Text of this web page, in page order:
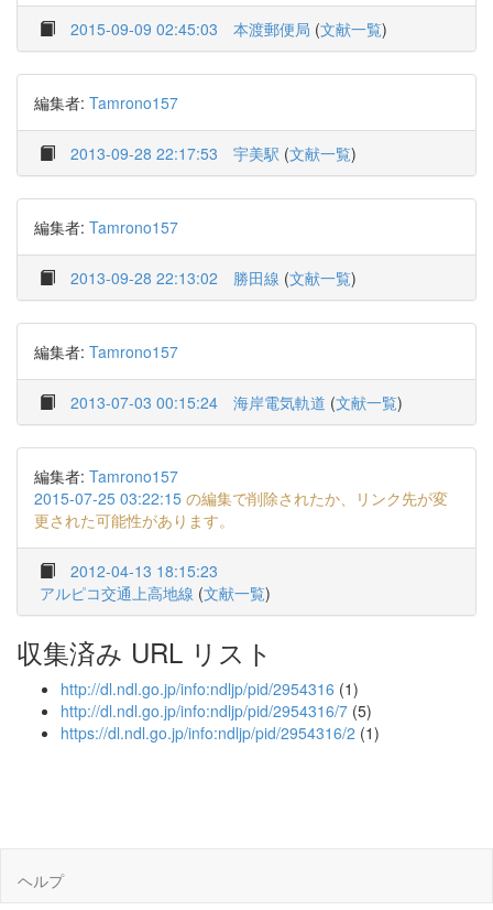
2015-09-09 02:45:03 本渡郵便局 (文献一覧)
編集者: Tamrono157
2013-09-28 22:17:53 宇美駅 (文献一覧)
編集者: Tamrono157
2013-09-28 22:13:02 勝田線 (文献一覧)
編集者: Tamrono157
2013-07-03 00:15:24 海岸電気軌道 (文献一覧)
編集者: Tamrono157
2015-07-25 03:22:15 の編集で削除されたか、リンク先が変
更された可能性があります。
2012-04-13 18:15:23
アルピコ交通上高地線 (文献一覧)
収集済み URL リスト
http://dl.ndl.go.jp/info:ndljp/pid/2954316 (1)
http://dl.ndl.go.jp/info:ndljp/pid/2954316/7 (5)
https://dl.ndl.go.jp/info:ndljp/pid/2954316/2 (1)
ヘルプ